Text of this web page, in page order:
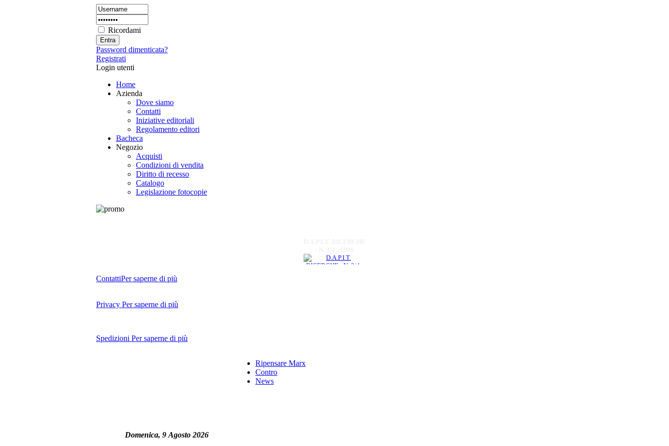
Ricordami
Password dimenticata?
Registrati
Login utenti
Home
Azienda
Dove siamo
Contatti
Iniziative editoriali
Regolamento editori
Bacheca
Negozio
Acquisti
Condizioni di vendita
Diritto di recesso
Catalogo
Legislazione fotocopie
ContattiPer saperne di più
Privacy Per saperne di più
Spedizioni Per saperne di più
Domenica, 9 Agosto 2026
Ripensare Marx
Contro
News